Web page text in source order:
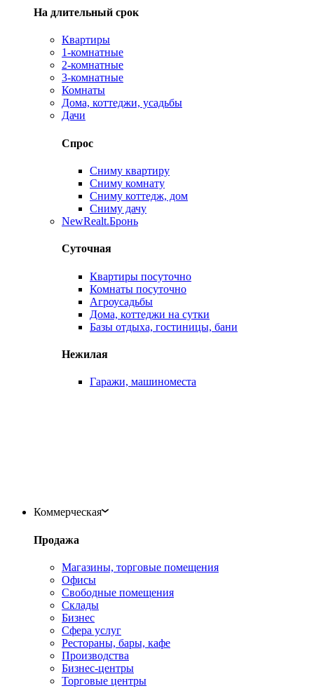
На длительный срок
Квартиры
1-комнатные
2-комнатные
3-комнатные
Комнаты
Дома, коттеджи, усадьбы
Дачи
Спрос
Сниму квартиру
Сниму комнату
Сниму коттедж, дом
Сниму дачу
NewRealt.Бронь
Суточная
Квартиры посуточно
Комнаты посуточно
Агроусадьбы
Дома, коттеджи на сутки
Базы отдыха, гостиницы, бани
Нежилая
Гаражи, машиноместа
Коммерческая
Продажа
Магазины, торговые помещения
Офисы
Свободные помещения
Склады
Бизнес
Сфера услуг
Рестораны, бары, кафе
Производства
Бизнес-центры
Торговые центры